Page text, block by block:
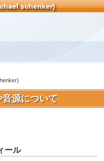
schenker)
源について
ール